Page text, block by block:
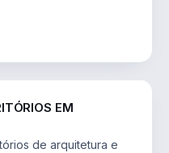
EM
de arquitetura e